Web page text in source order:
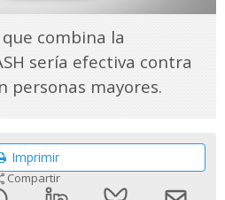
combina la
sería efectiva contra
personas mayores.
Imprimir
Compartir